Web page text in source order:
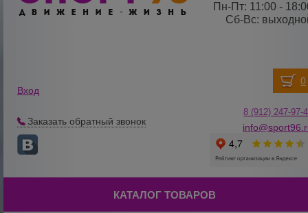
Пн-Пт: 11:00 -
Сб-Вс:
Вход
Заказать обратный звонок
8 (912) 247-97-
КАТАЛОГ ТОВАРОВ